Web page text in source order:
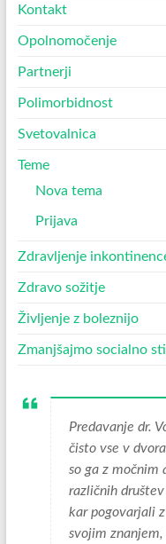
Kontakt
Opolnomočenje
Partnerji
Polimorbidnost
Svetovalnica
Teme
Nova tema
Prijava
Zdravljenje
Zdravo sožitje
Življenje z boleznijo
Zmanjšajmo socialno
Predavanje dr.
čisto vse v
so ga z močnim
različnih
kar pogovarjali
svojim